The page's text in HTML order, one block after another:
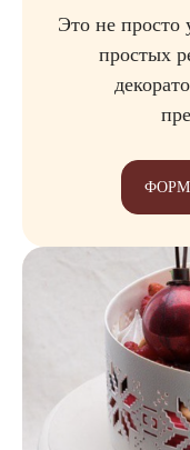
Это не просто
простых